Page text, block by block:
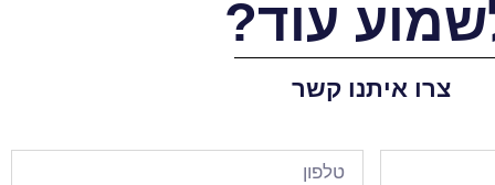
עוד?
צרו איתנו קשר